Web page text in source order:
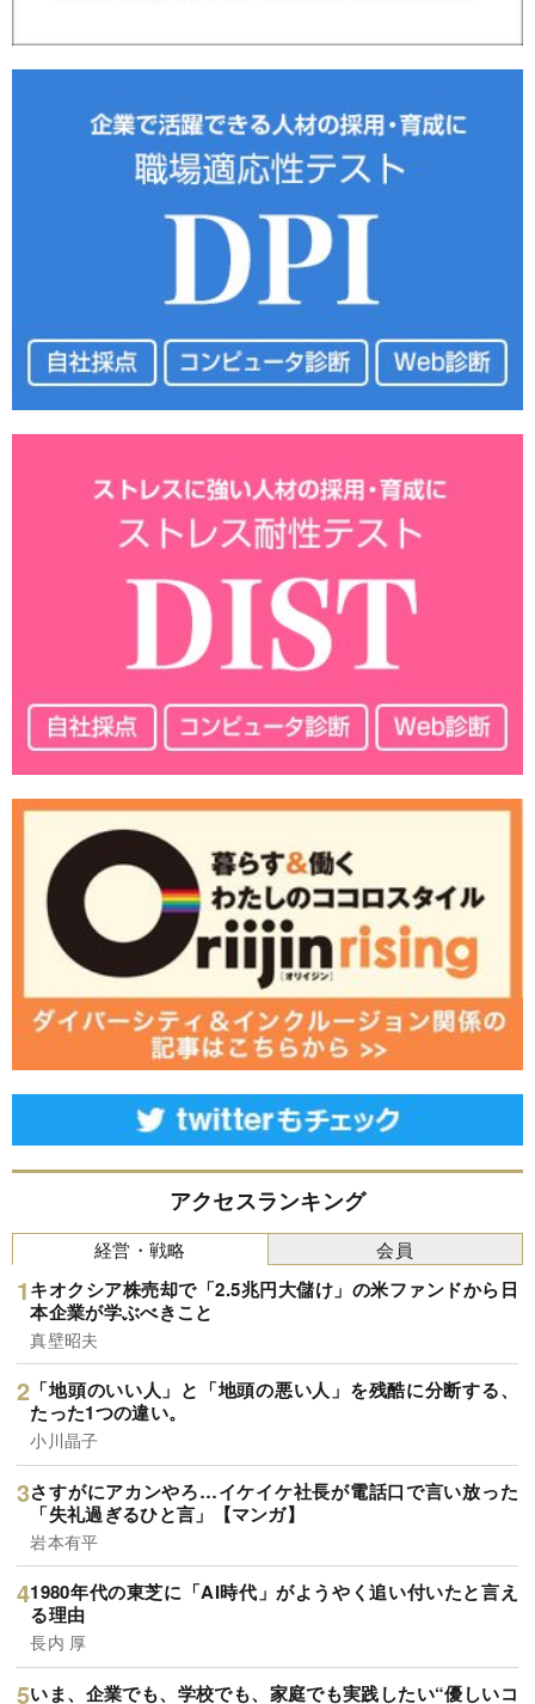
アクセスランキング
経営・戦略
キオクシア株売却で「2.5兆円大儲け」の米ファンドから日
本企業が学ぶべきこと
真壁昭夫
「地頭のいい人」と「地頭の悪い人」を残酷に分断する、
たった1つの違い。
小川晶子
さすがにアカンやろ…イケイケ社長が電話口で言い放った
「失礼過ぎるひと言」【マンガ】
岩本有平
1980年代の東芝に「AI時代」がようやく追い付いたと言え
る理由
長内 厚
いま、企業でも、学校でも、家庭でも実践したい“優しいコ
会員